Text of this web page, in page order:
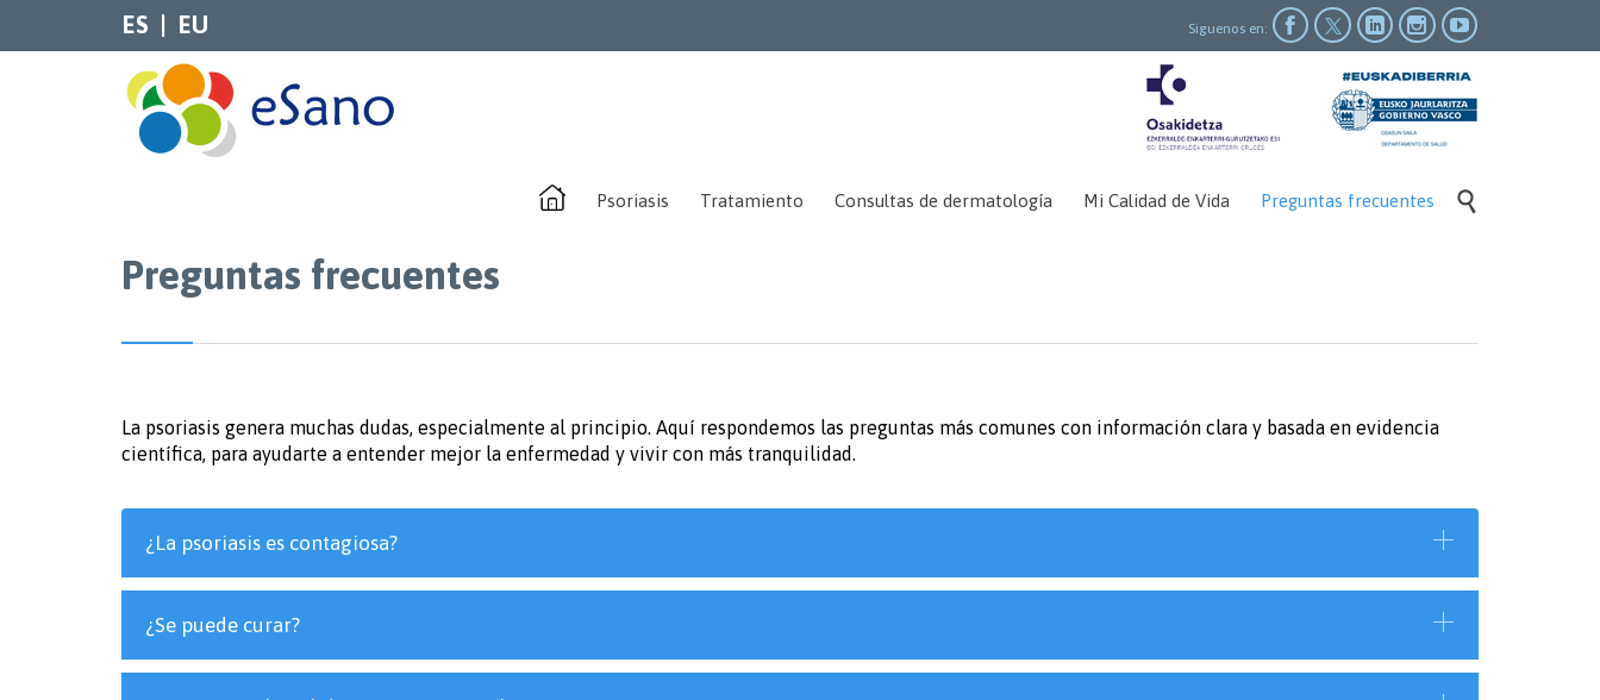
ES EU Siguenos en:    
to
Psoriasis Tratamiento Consultas de dermatología Mi Calidad de Vida Preguntas frecuentes 
Preguntas frecuentes
La psoriasis genera muchas dudas, especialmente al principio. Aquí respondemos las preguntas más comunes con información clara y basada en evidencia
científica, para ayudarte a entender mejor la enfermedad y vivir con más tranquilidad.
¿La psoriasis es contagiosa?
¿Se puede curar?